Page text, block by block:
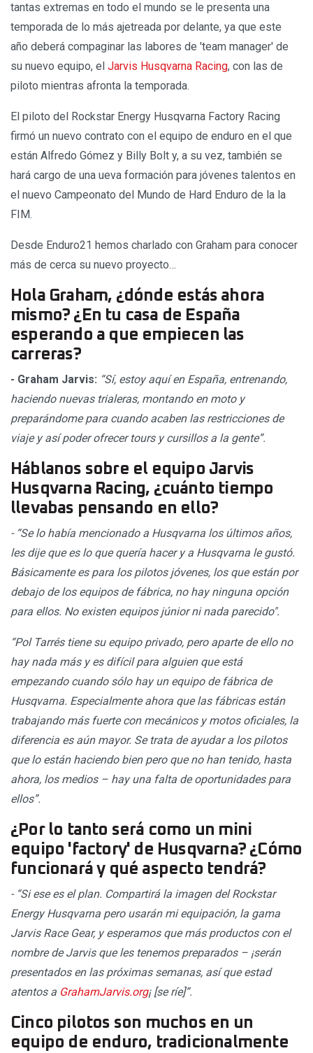
tantas extremas en todo el mundo se le presenta una
temporada de lo más ajetreada por delante, ya que este
año deberá compaginar las labores de 'team manager' de
su nuevo equipo, el Jarvis Husqvarna Racing, con las de
piloto mientras afronta la temporada.
El piloto del Rockstar Energy Husqvarna Factory Racing
firmó un nuevo contrato con el equipo de enduro en el que
están Alfredo Gómez y Billy Bolt y, a su vez, también se
hará cargo de una ueva formación para jóvenes talentos en
el nuevo Campeonato del Mundo de Hard Enduro de la la
FIM.
Desde Enduro21 hemos charlado con Graham para conocer
más de cerca su nuevo proyecto…
Hola Graham, ¿dónde estás ahora
mismo? ¿En tu casa de España
esperando a que empiecen las
carreras?
- Graham Jarvis: “Sí, estoy aquí en España, entrenando,
haciendo nuevas trialeras, montando en moto y
preparándome para cuando acaben las restricciones de
viaje y así poder ofrecer tours y cursillos a la gente”.
Háblanos sobre el equipo Jarvis
Husqvarna Racing, ¿cuánto tiempo
llevabas pensando en ello?
- “Se lo había mencionado a Husqvarna los últimos años,
les dije que es lo que quería hacer y a Husqvarna le gustó.
Básicamente es para los pilotos jóvenes, los que están por
debajo de los equipos de fábrica, no hay ninguna opción
para ellos. No existen equipos júnior ni nada parecido".
“Pol Tarrés tiene su equipo privado, pero aparte de ello no
hay nada más y es difícil para alguien que está
empezando cuando sólo hay un equipo de fábrica de
Husqvarna. Especialmente ahora que las fábricas están
trabajando más fuerte con mecánicos y motos oficiales, la
diferencia es aún mayor. Se trata de ayudar a los pilotos
que lo están haciendo bien pero que no han tenido, hasta
ahora, los medios – hay una falta de oportunidades para
ellos”.
¿Por lo tanto será como un mini
equipo 'factory' de Husqvarna? ¿Cómo
funcionará y qué aspecto tendrá?
- “Si ese es el plan. Compartirá la imagen del Rockstar
Energy Husqvarna pero usarán mi equipación, la gama
Jarvis Race Gear, y esperamos que más productos con el
nombre de Jarvis que les tenemos preparados – ¡serán
presentados en las próximas semanas, así que estad
atentos a GrahamJarvis.org¡ [se ríe]”.
Cinco pilotos son muchos en un
equipo de enduro, tradicionalmente